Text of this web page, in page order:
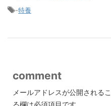
-特養
comment
メールアドレスが公開される